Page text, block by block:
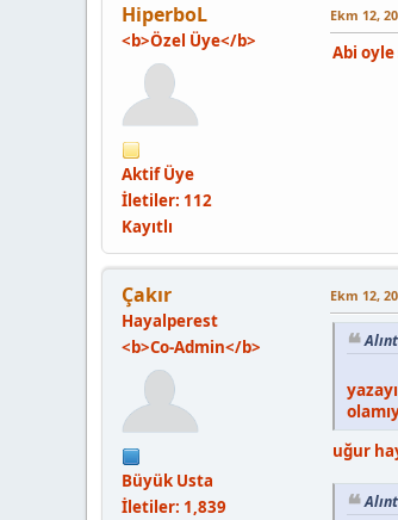
HiperboL
<b>Özel Üye</b>
Aktif Üye
İletiler: 112
Kayıtlı
Ekm 12,
Abi
Çakır
Hayalperest
<b>Co-Admin</b>
Büyük Usta
İletiler: 1,839
Ekm 12,
uğur